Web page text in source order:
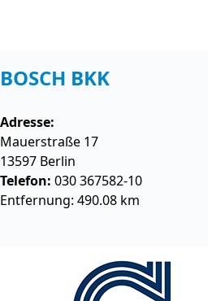
BOSCH BKK
Adresse:
Mauerstraße 17
13597 Berlin
Telefon: 030 367582-10
Entfernung: 490.08 km